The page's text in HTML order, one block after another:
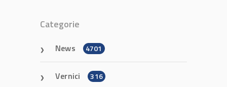
Categorie
News 4701
Vernici 316